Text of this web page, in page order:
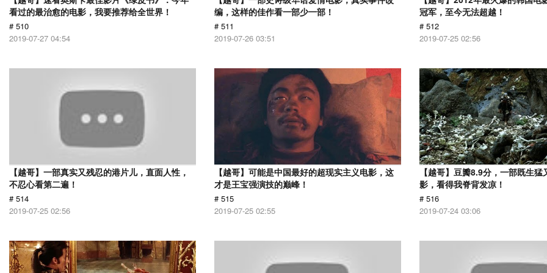
看过的最治愈的电影，我要推荐给全世界！
# 510
2019-07-27 04:54
编，这样的佳作看一部少一部！
# 511
2019-07-26 03:51
冠军，至今无法超越！
# 512
2019-07-25 02:56
【越哥】一部真实又残忍的港片儿，直面人性，
不忍心看第二遍！
# 514
2019-07-25 02:56
【越哥】可能是中国最好的超现实主义电影，这
才是王宝强演技的巅峰！
# 515
2019-07-25 02:55
【越哥】豆瓣8.9分，一部既生
影，看得我脊背发凉！
# 516
2019-07-24 03:06